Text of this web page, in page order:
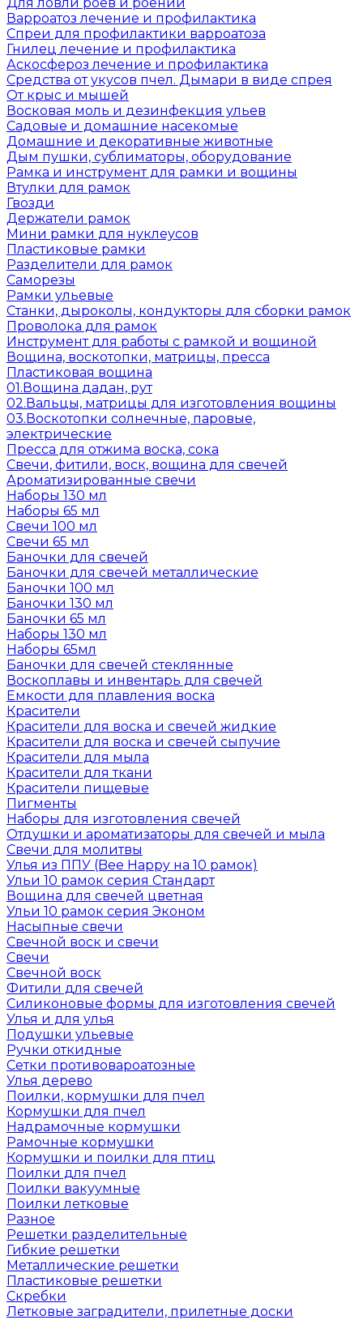
Варроатоз лечение и профилактика
Спреи для профилактики варроатоза
Гнилец лечение и профилактика
Аскосфероз лечение и профилактика
Средства от укусов пчел. Дымари в виде спрея
От крыс и мышей
Восковая моль и дезинфекция ульев
Садовые и домашние насекомые
Домашние и декоративные животные
Дым пушки, сублиматоры, оборудование
Рамка и инструмент для рамки и вощины
Втулки для рамок
Гвозди
Держатели рамок
Мини рамки для нуклеусов
Пластиковые рамки
Разделители для рамок
Саморезы
Рамки ульевые
Станки, дыроколы, кондукторы для сборки рамок
Проволока для рамок
Инструмент для работы с рамкой и вощиной
Вощина, воскотопки, матрицы, пресса
Пластиковая вощина
01.Вощина дадан, рут
02.Вальцы, матрицы для изготовления вощины
03.Воскотопки солнечные, паровые,
электрические
Пресса для отжима воска, сока
Свечи, фитили, воск, вощина для свечей
Ароматизированные свечи
Наборы 130 мл
Наборы 65 мл
Свечи 100 мл
Свечи 65 мл
Баночки для свечей
Баночки для свечей металлические
Баночки 100 мл
Баночки 130 мл
Баночки 65 мл
Наборы 130 мл
Наборы 65мл
Баночки для свечей стеклянные
Воскоплавы и инвентарь для свечей
Емкости для плавления воска
Красители
Красители для воска и свечей жидкие
Красители для воска и свечей сыпучие
Красители для мыла
Красители для ткани
Красители пищевые
Пигменты
Наборы для изготовления свечей
Отдушки и ароматизаторы для свечей и мыла
Свечи для молитвы
Улья из ППУ (Bee Happy на 10 рамок)
Ульи 10 рамок серия Стандарт
Вощина для свечей цветная
Ульи 10 рамок серия Эконом
Насыпные свечи
Свечной воск и свечи
Свечи
Свечной воск
Фитили для свечей
Силиконовые формы для изготовления свечей
Улья и для улья
Подушки ульевые
Ручки откидные
Сетки противовароатозные
Улья дерево
Поилки, кормушки для пчел
Кормушки для пчел
Надрамочные кормушки
Рамочные кормушки
Кормушки и поилки для птиц
Поилки для пчел
Поилки вакуумные
Поилки летковые
Разное
Решетки разделительные
Гибкие решетки
Металлические решетки
Пластиковые решетки
Скребки
Летковые заградители, прилетные доски